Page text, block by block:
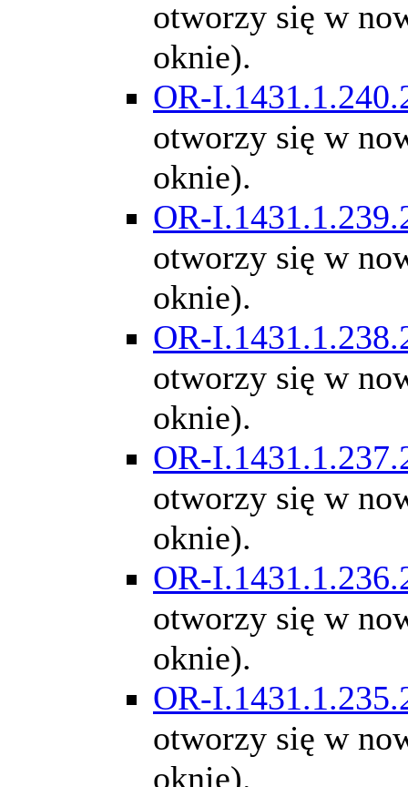
otworzy się w
oknie).
OR-
otworzy się w
oknie).
OR-
otworzy się w
oknie).
OR-
otworzy się w
oknie).
OR-
otworzy się w
oknie).
OR-
otworzy się w
oknie).
OR-
otworzy się w
oknie).